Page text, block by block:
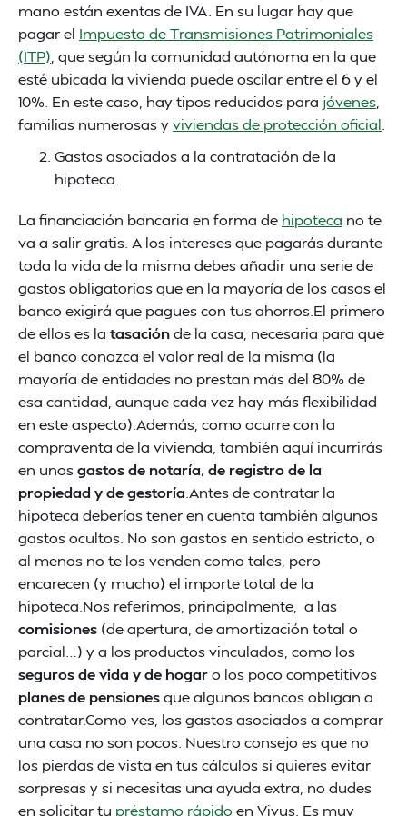
mano están exentas de IVA. En su lugar hay que
pagar el Impuesto de Transmisiones Patrimoniales
(ITP), que según la comunidad autónoma en la que
esté ubicada la vivienda puede oscilar entre el 6 y el
10%. En este caso, hay tipos reducidos para jóvenes,
familias numerosas yviviendas de protección oficial.
Gastos asociados a la contratación de la
hipoteca.
La financiación bancaria en forma de hipoteca no te
va a salir gratis. A los intereses que pagarás durante
toda la vida de la misma debes añadir una serie de
gastos obligatorios que en la mayoría de los casos el
banco exigirá que pagues con tus ahorros.El primero
de ellos es la tasaciónde la casa, necesaria para que
el banco conozca el valor real de la misma (la
mayoría de entidades no prestan más del 80% de
esa cantidad, aunque cada vez hay más flexibilidad
en este aspecto).Además, como ocurre con la
compraventa de la vivienda, también aquí incurrirás
en unosgastos de notaría, de registro de la
propiedad y de gestoría.Antes de contratar la
hipoteca deberías tener en cuenta también algunos
gastos ocultos. No son gastos en sentido estricto, o
al menos no te los venden como tales, pero
encarecen (y mucho) el importe total de la
hipoteca.Nos referimos, principalmente, a las
comisiones (de apertura, de amortización total o
parcial…) y a los productos vinculados, como los
seguros de vida y de hogaro los poco competitivos
planes de pensionesque algunos bancos obligan a
contratar.Como ves, los gastos asociados a comprar
una casa no son pocos. Nuestro consejo es que no
los pierdas de vista en tus cálculos si quieres evitar
sorpresas y si necesitas una ayuda extra, no dudes
en solicitar tu préstamo rápido en Vivus. Es muy